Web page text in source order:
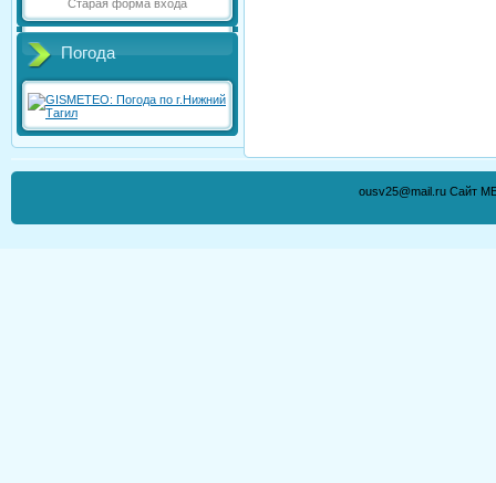
Старая форма входа
Погода
ousv25@mail.ru Сайт